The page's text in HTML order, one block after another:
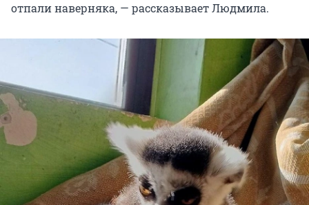
отпали наверняка, — рассказывает Людмила.